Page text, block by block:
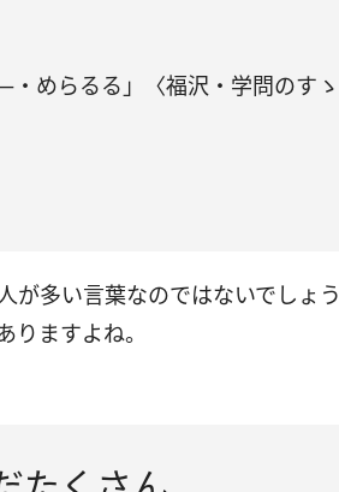
・めらるる」〈福沢・学問のすゝ
が多い言葉なのではないでしょう
ますよね。